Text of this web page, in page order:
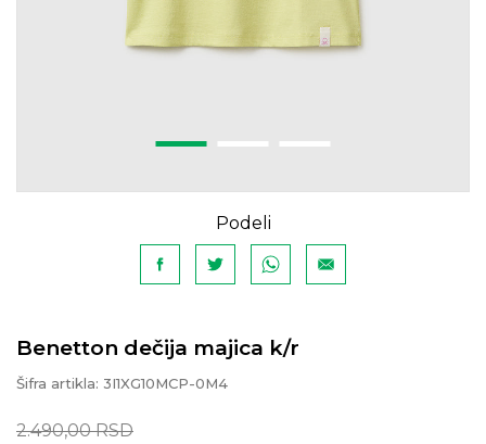
Podeli
Benetton dečija majica k/r
Šifra artikla: 3I1XG10MCP-0M4
2.490,00 RSD